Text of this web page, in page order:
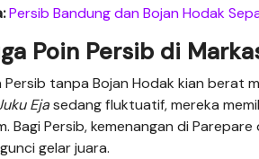
Persib Bandung dan Bojan Hodak
Poin Persib di
Persib tanpa Bojan Hodak kian berat
Ejasedang fluktuatif, mereka
Bagi Persib, kemenangan di
gelar juara.